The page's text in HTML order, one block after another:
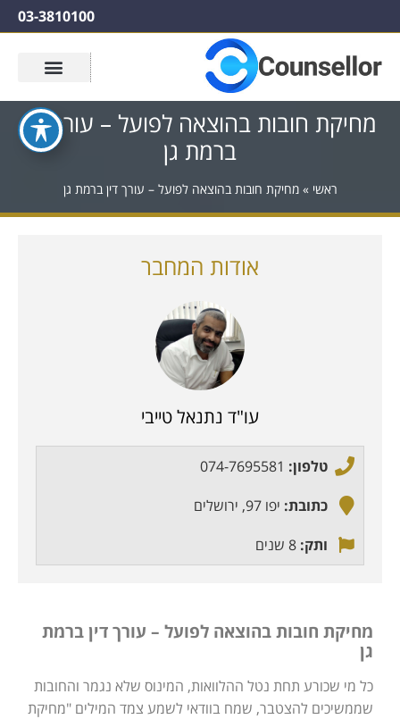
03-3810100
מחיקת חובות בהוצאה לפועל – עורך דין
ברמת גן
ראשי »מחיקת חובות בהוצאה לפועל – עורך דין ברמת גן
אודות המחבר
עו"ד נתנאל טייבי
טלפון: 074-7695581
כתובת: יפו 97, ירושלים
ותק: 8 שנים
מחיקת חובות בהוצאה לפועל – עורך דין ברמת
גן
כל מי שכורע תחת נטל ההלוואות, המינוס שלא נגמר והחובות
שממשיכים להצטבר, שמח בוודאי לשמע צמד המילים "מחיקת